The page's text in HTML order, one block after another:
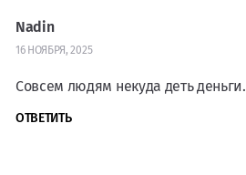
Nadin
16 НОЯБРЯ, 2025
Совсем людям некуда деть деньги.
ОТВЕТИТЬ